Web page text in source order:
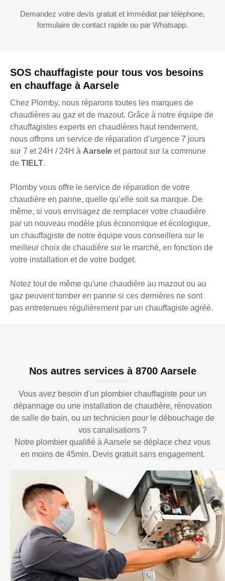
SOS chauffagiste pour tous vos besoins
en chauffage à Aarsele
Chez Plomby, nous réparons toutes les marques de
chaudières au gaz et de mazout. Grâce à notre équipe de
chauffagistes experts en chaudières haut rendement,
nous offrons un service de réparation d’urgence 7 jours
sur 7 et 24H / 24H à Aarsele et partout sur la commune
de TIELT.
Plomby vous offre le service de réparation de votre
chaudière en panne, quelle qu’elle soit sa marque. De
même, si vous envisagez de remplacer votre chaudière
par un nouveau modèle plus économique et écologique,
un chauffagiste de notre équipe vous conseillera sur le
meilleur choix de chaudière sur le marché, en fonction de
votre installation et de votre budget.
Notez tout de même qu'une chaudière au mazout ou au
gaz peuvent tomber en panne si ces dernières ne sont
pas entretenues régulièrement par un chauffagiste agréé.
Demandez votre devis gratuit et immédiat par téléphone,
formulaire de contact rapide ou par Whatsapp.
Nos autres services à 8700 Aarsele
Vous avez besoin d'un plombier chauffagiste pour un
dépannage ou une installation de chaudière, rénovation
de salle de bain, ou un technicien pour le débouchage de
vos canalisations ?
Notre plombier qualifié à Aarsele se déplace chez vous
en moins de 45min. Devis gratuit sans engagement.